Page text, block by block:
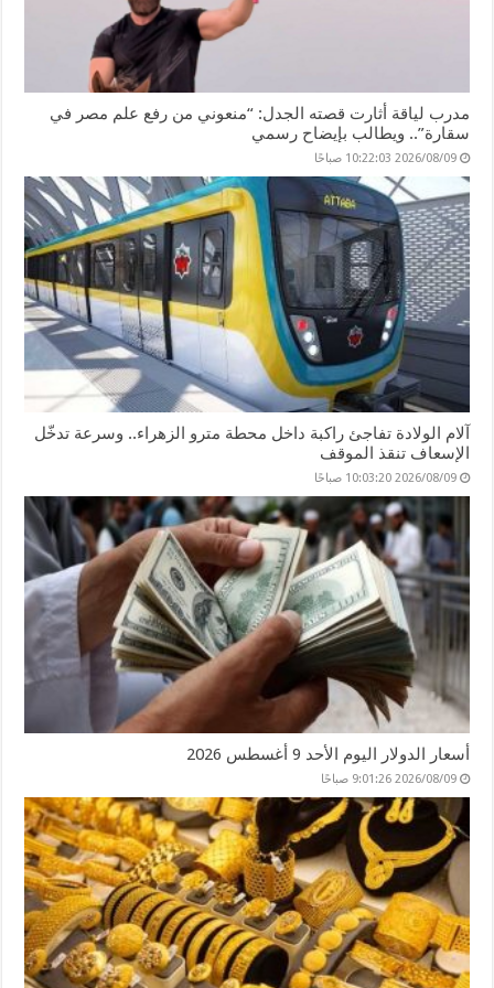
مدرب لياقة أثارت قصته الجدل: “منعوني من رفع علم مصر في
سقارة”.. ويطالب بإيضاح رسمي
2026/08/09 10:22:03 صباحًا
آلام الولادة تفاجئ راكبة داخل محطة مترو الزهراء.. وسرعة تدخّل
الإسعاف تنقذ الموقف
2026/08/09 10:03:20 صباحًا
أسعار الدولار اليوم الأحد 9 أغسطس 2026
2026/08/09 9:01:26 صباحًا